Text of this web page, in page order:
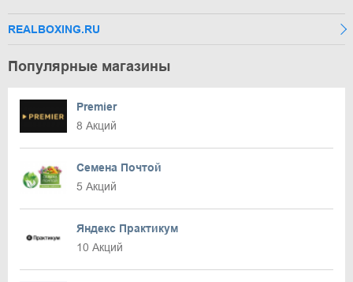
REALBOXING.RU
Популярные магазины
Premier
8 Акций
Семена Почтой
5 Акций
Яндекс Практикум
10 Акций